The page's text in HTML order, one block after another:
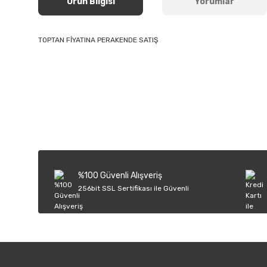
TOPTAN FİYATINA PERAKENDE SATIŞ
Ürün fiyatı diğer sitelerden daha pahalı.
Bu ürüne benzer farklı alternatifler olmalı.
%100 Güvenli Alışveriş
256bit SSL Sertifikası ile Güvenli